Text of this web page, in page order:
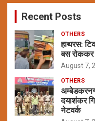
c
Recent Posts
OTHERS
हाथरस:
बस रोककर
August 7,
OTHERS
दयाशंकर
नेटवर्क